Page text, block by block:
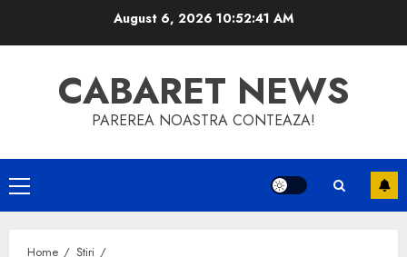
August 6, 2026 10:52:41 AM
CABARET NEWS
PAREREA NOASTRA CONTEAZA!
Primary
Menu
Home
Știri